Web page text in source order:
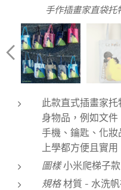
手作插畫家直袋托
手作插
可選材質 / 顏色 - 水洗帆
紅、
直式
此款直式插畫家
身物品，例如文
手機、鑰匙、化
上學都方便且實用
圖樣小米爬梯子款
規格材質 - 水洗